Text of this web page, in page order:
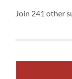
Join 241 other